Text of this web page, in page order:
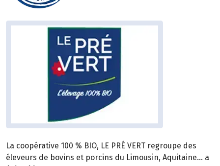
La coopérative 100 % BIO, LE PRÉ VERT regroupe des
éleveurs de bovins et porcins du Limousin, Aquitaine… a